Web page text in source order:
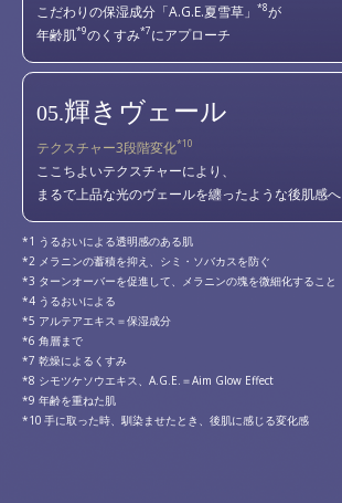
こだわりの保湿成分「A.G.E.夏雪草」 *8が
年齢肌*9のくすみ*7にアプローチ
05.輝きヴェール
テクスチャー3段階変化*10
ここちよいテクスチャーにより、
まるで上品な光のヴェールを纏ったような後肌感へ
うるおいによる透明感のある肌
メラニンの蓄積を抑え、シミ・ソバカスを防ぐ
ターンオーバーを促進して、メラニンの塊を微細化すること
うるおいによる
アルテアエキス＝保湿成分
角層まで
乾燥によるくすみ
シモツケソウエキス、A.G.E.＝Aim Glow Effect
年齢を重ねた肌
手に取った時、馴染ませたとき、後肌に感じる変化感